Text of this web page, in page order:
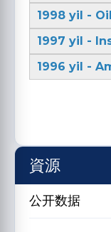
1998 yil -
1997 yil -
1996 yil -
資源
公开数据